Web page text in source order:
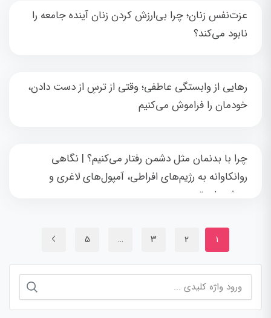
عزت‌نفس زنان؛ چرا بی‌ارزش کردن زنان آینده جامعه را
نابود می‌کند؟
رهایی از وابستگی عاطفی؛ وقتی از ترسِ از دست دادن،
خودمان را فراموش می‌کنیم
چرا با بدنمان مثل دشمن رفتار می‌کنیم؟ | نگاهی
روانکاوانه به رژیم‌های افراطی، آمپول‌های لاغری و
ورزش‌های تنبیهی
۱ ۲ ۳ … ۵
جستجو
برای: